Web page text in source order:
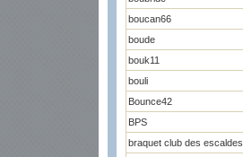
boucan66
boude
bouk11
bouli
Bounce42
BPS
braquet club des escaldes